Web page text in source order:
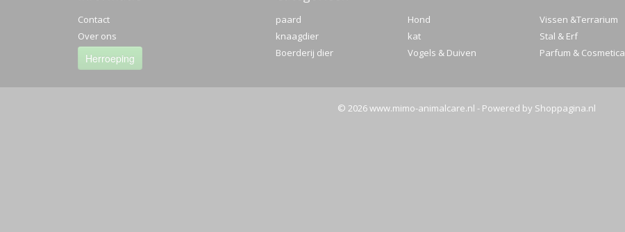
Contact
Over ons
Herroeping
paard
knaagdier
Boerderij dier
Hond
kat
Vogels & Duiven
Vissen &Terrarium
Stal & Erf
Parfum & Cosmetica
© 2026 www.mimo-animalcare.nl - Powered by Shoppagina.nl